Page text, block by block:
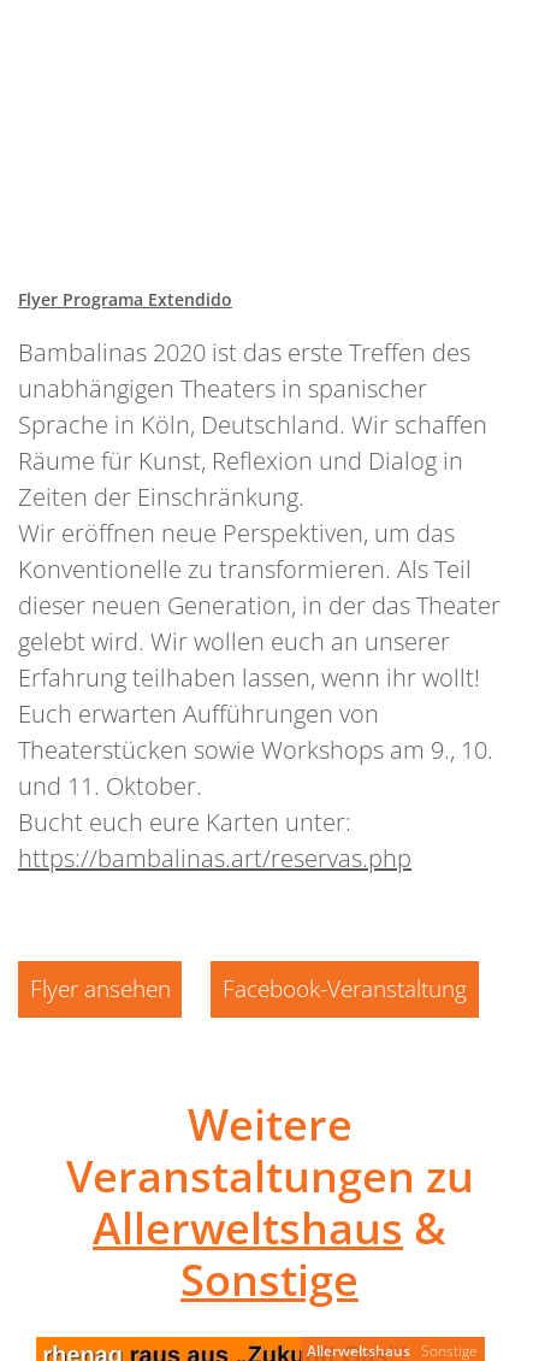
Flyer Programa Extendido
Bambalinas 2020 ist das erste Treffen des
unabhängigen Theaters in spanischer
Sprache in Köln, Deutschland. Wir schaffen
Räume für Kunst, Reflexion und Dialog in
Zeiten der Einschränkung.
Wir eröffnen neue Perspektiven, um das
Konventionelle zu transformieren. Als Teil
dieser neuen Generation, in der das Theater
gelebt wird. Wir wollen euch an unserer
Erfahrung teilhaben lassen, wenn ihr wollt!
Euch erwarten Aufführungen von
Theaterstücken sowie Workshops am 9., 10.
und 11. Oktober.
Bucht euch eure Karten unter:
https://bambalinas.art/reservas.php
Flyer ansehen Facebook-Veranstaltung
Weitere
Veranstaltungen zu
Allerweltshaus &
Sonstige
Allerweltshaus Sonstige